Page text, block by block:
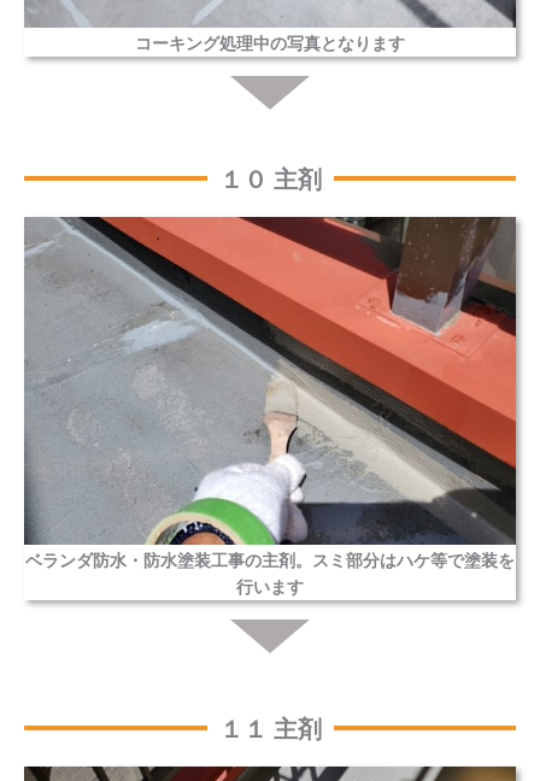
コーキング処理中の写真となります
１０ 主剤
ベランダ防水・防水塗装工事の主剤。スミ部分はハケ等で塗装を
行います
１１ 主剤